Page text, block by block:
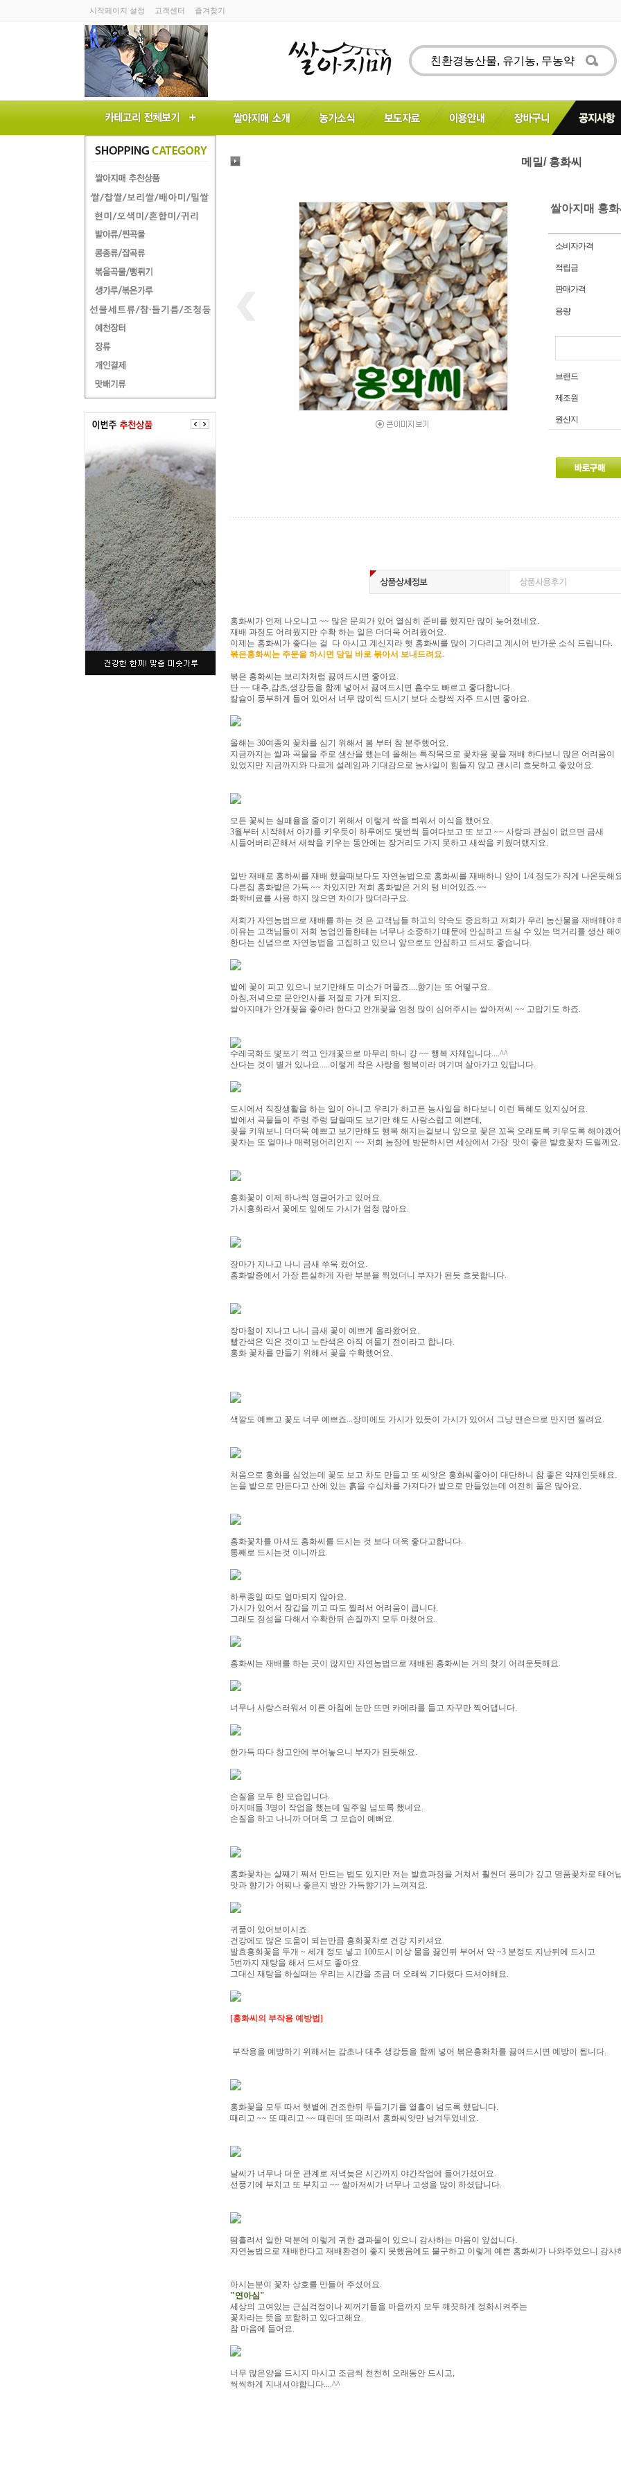
시작페이지 설정 고객센터 즐겨찾기
메밀/ 홍화씨
쌀아지매 홍
소비자가격
적립금
판매가격
용량
브랜드
제조원
원산지
홍화씨가 언제 나오냐고 ~~ 많은 문의가 있어 열심히 준비를 했지만 많이 늦어졌네요.
재배 과정도 어려웠지만 수확 하는 일은 더더욱 어려웠어요.
이제는 홍화씨가 좋다는 걸 다 아시고 계신지라 햇 홍화씨를 많이 기다리고 계시어 반가운 소식 드립니다.
볶은홍화씨는 주문을 하시면 당일 바로 볶아서 보내드려요.
볶은 홍화씨는 보리차처럼 끓여드시면 좋아요.
단 ~~ 대추,감초,생강등을 함께 넣어서 끓여드시면 흡수도 빠르고 좋다합니다.
칼슘이 풍부하게 들어 있어서 너무 많이씩 드시기 보다 소량씩 자주 드시면 좋아요.
올해는 30여종의 꽃차를 심기 위해서 봄 부터 참 분주했어요.
지금까지는 쌀과 곡물을 주로 생산을 했는데 올해는 특작목으로 꽃차용 꽃을 재배 하다보니 많은 어려움이
있었지만 지금까지와 다르게 설레임과 기대감으로 농사일이 힘들지 않고 괜시리 흐뭇하고 좋았어요.
모든 꽃씨는 실패율을 줄이기 위해서 이렇게 싹을 틔워서 이식을 했어요.
3월부터 시작해서 아가를 키우듯이 하루에도 몇번씩 들여다보고 또 보고 ~~ 사랑과 관심이 없으면 금새
시들어버리곤해서 새싹을 키우는 동안에는 장거리도 가지 못하고 새싹을 키웠더랬지요.
일반 재배로 홍하씨를 재배 했을때보다도 자연농법으로 홍화씨를 재배하니 양이 1/4 정도가 작게 나온듯해
다른집 홍화밭은 가득 ~~ 차있지만 저희 홍화밭은 거의 텅 비어있죠.~~
화학비료를 사용 하지 않으면 차이가 많더라구요.
저희가 자연농법으로 재배를 하는 것 은 고객님들 하고의 약속도 중요하고 저희가 우리 농산물을 재배해야
이유는 고객님들이 저희 농업인들한테는 너무나 소중하기 때문에 안심하고 드실 수 있는 먹거리를 생산 해
한다는 신념으로 자연농법을 고집하고 있으니 앞으로도 안심하고 드셔도 좋습니다.
밭에 꽃이 피고 있으니 보기만해도 미소가 머물죠....향기는 또 어떻구요.
아침,저녁으로 문안인사를 저절로 가게 되지요.
쌀아지매가 안개꽃을 좋아라 한다고 안개꽃을 엄청 많이 심어주시는 쌀아저씨 ~~ 고맙기도 하죠.
수레국화도 몇포기 꺽고 안개꽃으로 마무리 하니 걍 ~~ 행복 자체입니다....^^
산다는 것이 별거 있나요.....이렇게 작은 사랑을 행복이라 여기며 살아가고 있답니다.
도시에서 직장생활을 하는 일이 아니고 우리가 하고픈 농사일을 하다보니 이런 특혜도 있지싶어요.
밭에서 곡물들이 주렁 주렁 달릴때도 보기만 해도 사랑스럽고 예쁜데,
꽃을 키워보니 더더욱 예쁘고 보기만해도 행복 해지는걸보니 앞으로 꽃은 꼬옥 오래토록 키우도록 해야겠
꽃차는 또 얼마나 매력덩어리인지 ~~ 저희 농장에 방문하시면 세상에서 가장 맛이 좋은 발효꽃차 드릴께요.
홍화꽃이 이제 하나씩 영글어가고 있어요.
가시홍화라서 꽃에도 잎에도 가시가 엄청 많아요.
장마가 지나고 나니 금새 쑤욱 컸어요.
홍화밭중에서 가장 튼실하게 자란 부분을 찍었더니 부자가 된듯 흐뭇합니다.
장마철이 지나고 나니 금새 꽃이 예쁘게 올라왔어요.
빨간색은 익은 것이고 노란색은 아직 여물기 전이라고 합니다.
홍화 꽃차를 만들기 위해서 꽃을 수확했어요.
색깔도 예쁘고 꽃도 너무 예쁘죠...장미에도 가시가 있듯이 가시가 있어서 그냥 맨손으로 만지면 찔려요.
처음으로 홍화를 심었는데 꽃도 보고 차도 만들고 또 씨앗은 홍화씨좋아이 대단하니 참 좋은 약재인듯해요.
논을 밭으로 만든다고 산에 있는 흙을 수십차를 가져다가 밭으로 만들었는데 여전히 풀은 많아요.
홍화꽃차를 마셔도 홍화씨를 드시는 것 보다 더욱 좋다고합니다.
통째로 드시는것 이니까요.
하루종일 따도 얼마되지 않아요.
가시가 있어서 장갑을 끼고 따도 찔려서 어려움이 큽니다.
그래도 정성을 다해서 수확한뒤 손질까지 모두 마쳤어요.
홍화씨는 재배를 하는 곳이 많지만 자연농법으로 재배된 홍화씨는 거의 찾기 어려운듯해요.
너무나 사랑스러워서 이른 아침에 눈만 뜨면 카메라를 들고 자꾸만 찍어댑니다.
한가득 따다 창고안에 부어놓으니 부자가 된듯해요.
손질을 모두 한 모습입니다.
아지매들 3명이 작업을 했는데 일주일 넘도록 했네요.
손질을 하고 나니까 더더욱 그 모습이 예뻐요.
홍화꽃차는 살째기 쪄서 만드는 법도 있지만 저는 발효과정을 거쳐서 훨씬더 풍미가 깊고 명품꽃차로 태어
맛과 향기가 어찌나 좋은지 방안 가득향기가 느껴져요.
귀품이 있어보이시죠.
건강에도 많은 도움이 되는만큼 홍화꽃차로 건강 지키셔요.
발효홍화꽃을 두개 ~ 세개 정도 넣고 100도시 이상 물을 끓인뒤 부어서 약 ~3 분정도 지난뒤에 드시고
5번까지 재탕을 해서 드셔도 좋아요.
그대신 재탕을 하실때는 우리는 시간을 조금 더 오래씩 기다렸다 드셔야해요.
[홍화씨의 부작용 예방법]
부작용을 예방하기 위해서는 감초나 대추 생강등을 함께 넣어 볶은홍화차를 끓여드시면 예방이 됩니다.
홍화꽃을 모두 따서 햇볕에 건조한뒤 두들기기를 열흘이 넘도록 했답니다.
때리고 ~~ 또 때리고 ~~ 때린데 또 때려서 홍화씨앗만 남겨두었네요.
날씨가 너무나 더운 관계로 저녁늦은 시간까지 야간작업에 들어가셨어요.
선풍기에 부치고 또 부치고 ~~ 쌀아저씨가 너무나 고생을 많이 하셨답니다.
땀흘려서 일한 덕분에 이렇게 귀한 결과물이 있으니 감사하는 마음이 앞섭니다.
자연농법으로 재배한다고 재배환경이 좋지 못했음에도 불구하고 이렇게 예쁜 홍화씨가 나와주었으니 감사
아시는분이 꽃차 상호를 만들어 주셨어요.
"연아심"
세상의 고여있는 근심걱정이나 찌꺼기들을 마음까지 모두 깨끗하게 정화시켜주는
꽃차라는 뜻을 포함하고 있다고해요.
참 마음에 들어요.
너무 많은양을 드시지 마시고 조금씩 천천히 오래동안 드시고,
씩씩하게 지내셔야합니다....^^